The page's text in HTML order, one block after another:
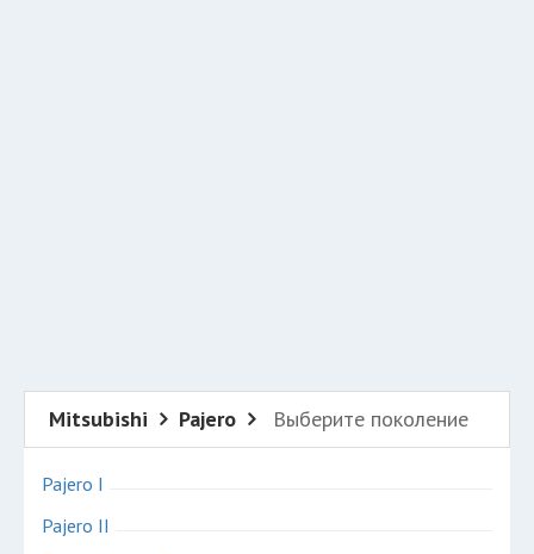
Mitsubishi Pajero Выберите поколение
Pajero I
Pajero II